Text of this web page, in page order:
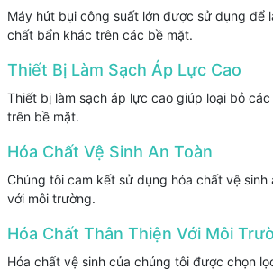
Máy hút bụi công suất lớn được sử dụng để
chất bẩn khác trên các bề mặt.
Thiết Bị Làm Sạch Áp Lực Cao
Thiết bị làm sạch áp lực cao giúp loại bỏ
trên bề mặt.
Hóa Chất Vệ Sinh An Toàn
Chúng tôi cam kết sử dụng hóa chất vệ sinh
với môi trường.
Hóa Chất Thân Thiện Với Môi
Hóa chất vệ sinh của chúng tôi được chọn